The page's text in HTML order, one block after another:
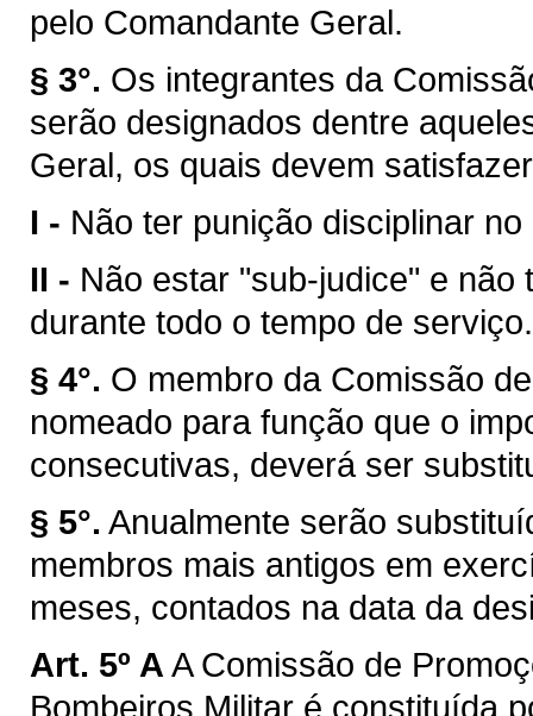
pelo Comandante Geral.
§ 3°. Os integrantes da
serão designados dentre
Geral, os quais devem
I - Não ter punição disciplinar no
II - Não estar "sub-judice" e
durante todo o tempo de serviço.
§ 4°. O membro da Comissão
nomeado para função que o
consecutivas, deverá ser
§ 5°. Anualmente serão
membros mais antigos em
meses, contados na data da
Art. 5º A A Comissão de
Bombeiros Militar é constituída